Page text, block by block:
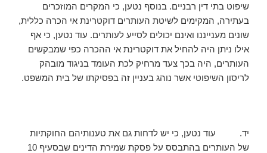
שיפוט בתי דין רבניים. בנוסף נטען, כי המקרים המוזכרים
בעתירה, המקימים לשיטת העותרים דוקטרינת אי הכרה כללית,
שונים מענייננו ואינם יכולים לסייע לעותרים. עוד נטען, כי אף
אילו ניתן היה להחיל את דוקטרינת אי ההכרה כפי שמבקשים
העותרים, היה בכך צעד מרחיק לכת העומד בניגוד מובהק
לריסון השיפוטי אשר נוהג בעניין זה בפסיקתו של בית המשפט.
יד. עוד נטען, כי יש לדחות גם את טענותיהם החוקתיות
של העותרים בהתבסס על פסקת שמירת הדינים שבסעיף 10